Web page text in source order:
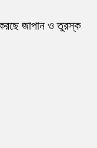
করছে জাপান ও তুরস্ক